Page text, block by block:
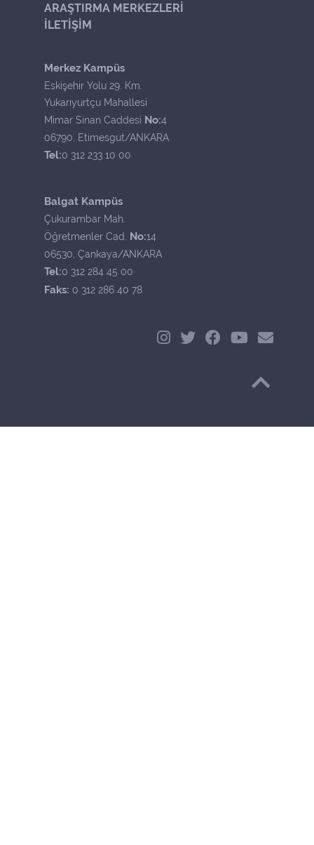
ARAŞTIRMA MERKEZLERİ
İLETİŞİM
Merkez Kampüs
Eskişehir Yolu 29. Km.
Yukarıyurtçu Mahallesi
Mimar Sinan Caddesi No:4
06790, Etimesgut/ANKARA
Tel:0 312 233 10 00
Balgat Kampüs
Çukurambar Mah.
Öğretmenler Cad. No:14
06530, Çankaya/ANKARA
Tel:0 312 284 45 00
Faks: 0 312 286 40 78